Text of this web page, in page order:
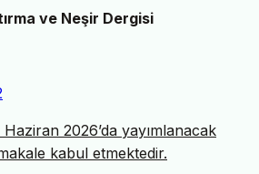
ve Neşir Dergisi
2026’da yayımlanacak
kabul etmektedir.